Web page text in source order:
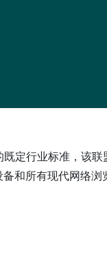
定行业标准，该
和所有现代网络浏